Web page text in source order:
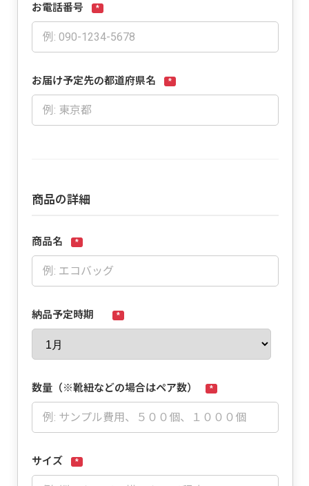
お電話番号 *
お届け予定先の都道府県名 *
商品の詳細
商品名 *
納品予定時期 *
数量（※靴紐などの場合はペア数） *
サイズ *